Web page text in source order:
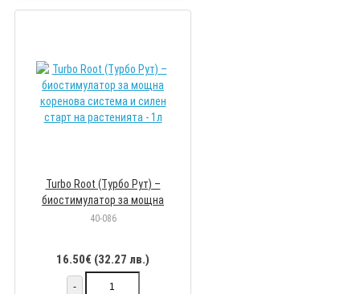
Turbo Root (Турбо Рут) –
биостимулатор за мощна
коренова система и силен старт
40-086
16.50€ (32.27 лв.)
-